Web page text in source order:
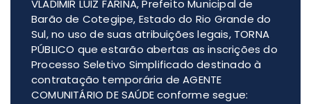
VLADIMIR LUIZ FARINA, Prefeito Municipal de
Barão de Cotegipe, Estado do Rio Grande do
Sul, no uso de suas atribuições legais, TORNA
PÚBLICO que estarão abertas as inscrições do
Processo Seletivo Simplificado destinado à
contratação temporária de AGENTE
COMUNITÁRIO DE SAÚDE conforme segue: